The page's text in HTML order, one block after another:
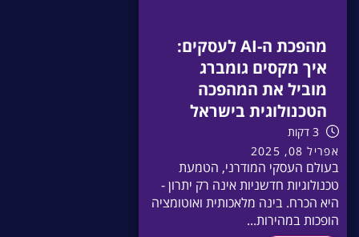
מהפכת ה-AI לעסקים:
איך מקסים גומברג
מוביל את המהפכה
הטכנולוגית בישראל
3 דקות
אפריל 08, 2025
בעולם העסקי המודרני, הטמעת
טכנולוגיות חדשניות אינה רק יתרון -
היא הכרח. בינה מלאכותית ואוטומציה
הופכות במהירות...